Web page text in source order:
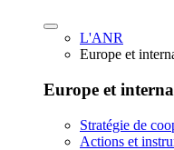
L'ANR
Europe et
Europe et
Stratégie de
Actions et